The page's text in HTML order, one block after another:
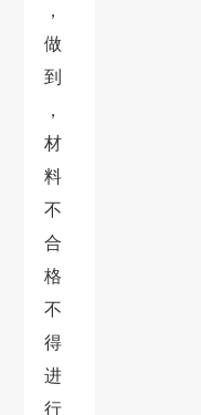
，
做
到
，
材
料
不
合
格
不
得
进
行